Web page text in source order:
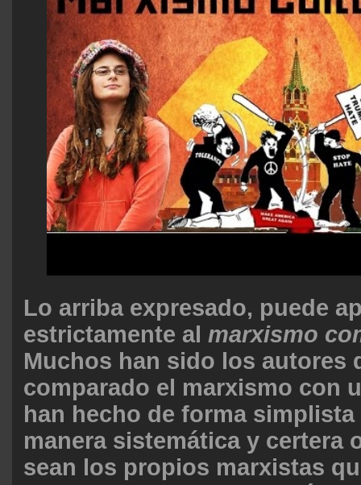
Lo arriba expresado, puede
estrictamente al marxismo
Muchos han sido los autores
comparado el marxismo con
han hecho de forma simplista
manera sistemática y certera
sean los propios marxistas